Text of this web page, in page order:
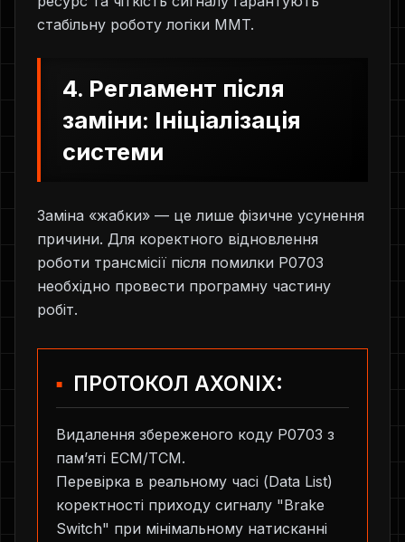
стабільну роботу логіки MMT.
4. Регламент після
заміни: Ініціалізація
системи
Заміна «жабки» — це лише фізичне усунення
причини. Для коректного відновлення
роботи трансмісії після помилки P0703
необхідно провести програмну частину
робіт.
ПРОТОКОЛ AXONIX:
Видалення збереженого коду P0703 з
пам’яті ECM/TCM.
Перевірка в реальному часі (Data List)
коректності приходу сигналу "Brake
Switch" при мінімальному натисканні